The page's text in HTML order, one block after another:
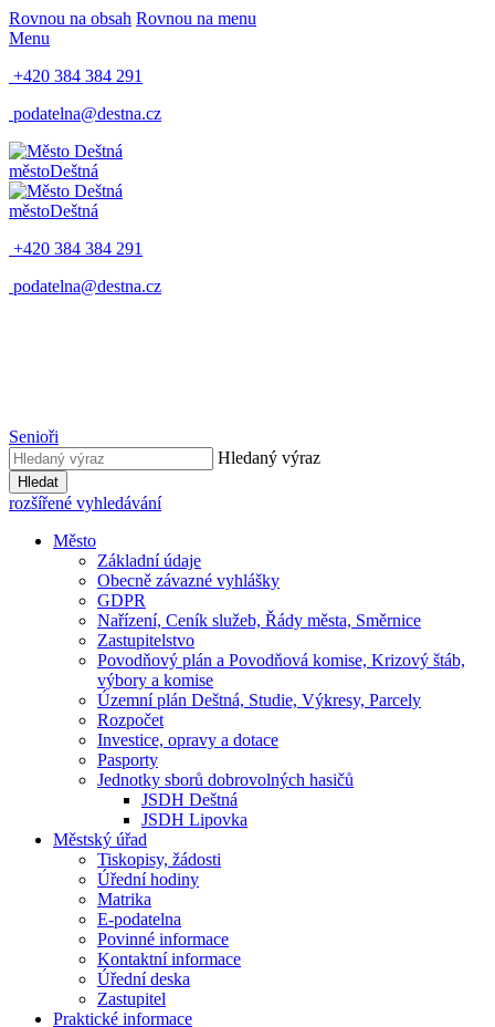
Rovnou na obsah Rovnou na menu
Menu
+420 384 384 291
podatelna@destna.cz
městoDeštná
městoDeštná
+420 384 384 291
podatelna@destna.cz
Senioři
Hledaný výraz
Hledat
rozšířené vyhledávání
Město
Základní údaje
Obecně závazné vyhlášky
GDPR
Nařízení, Ceník služeb, Řády města, Směrnice
Zastupitelstvo
Povodňový plán a Povodňová komise, Krizový štáb,
výbory a komise
Územní plán Deštná, Studie, Výkresy, Parcely
Rozpočet
Investice, opravy a dotace
Pasporty
Jednotky sborů dobrovolných hasičů
JSDH Deštná
JSDH Lipovka
Městský úřad
Tiskopisy, žádosti
Úřední hodiny
Matrika
E-podatelna
Povinné informace
Kontaktní informace
Úřední deska
Zastupitel
Praktické informace